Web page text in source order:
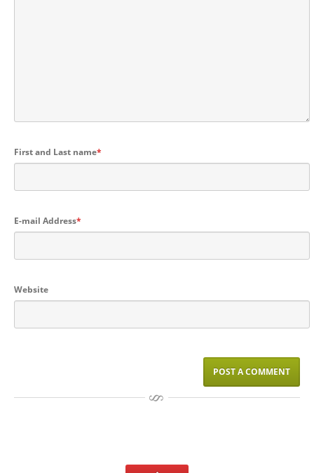
First and Last name*
E-mail Address*
Website